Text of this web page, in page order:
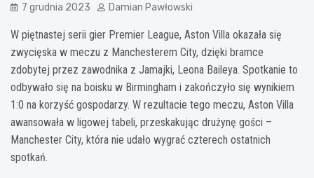
7 grudnia 2023 Damian Pawłowski
W piętnastej serii gier Premier League, Aston Villa okazała się
zwycięska w meczu z Manchesterem City, dzięki bramce
zdobytej przez zawodnika z Jamajki, Leona Baileya. Spotkanie to
odbywało się na boisku w Birmingham i zakończyło się wynikiem
1:0 na korzyść gospodarzy. W rezultacie tego meczu, Aston Villa
awansowała w ligowej tabeli, przeskakując drużynę gości –
Manchester City, która nie udało wygrać czterech ostatnich
spotkań.